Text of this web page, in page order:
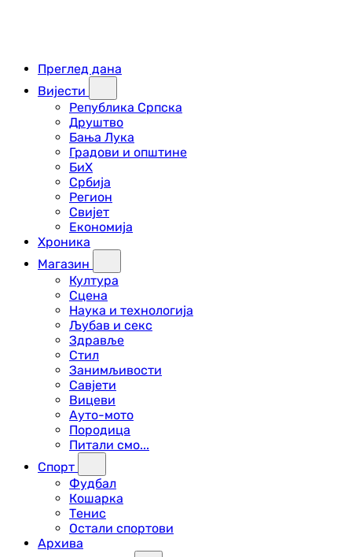
Преглед дана
Вијести
Република Српска
Друштво
Бања Лука
Градови и општине
БиХ
Србија
Регион
Свијет
Економија
Хроника
Магазин
Култура
Сцена
Наука и технологија
Љубав и секс
Здравље
Стил
Занимљивости
Савјети
Вицеви
Ауто-мото
Породица
Питали смо...
Спорт
Фудбал
Кошарка
Тенис
Остали спортови
Архива